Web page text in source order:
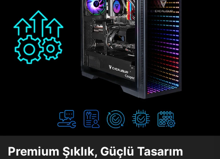
Premium Şıklık, Güçlü Tasarım